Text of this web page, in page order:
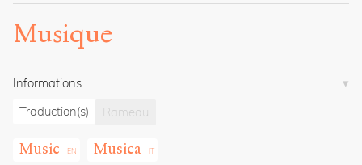
La
revue
Présentation
Publier
Contact
propos
du
Musique
Informations
Traduction(s)
Rameau
Music Musica